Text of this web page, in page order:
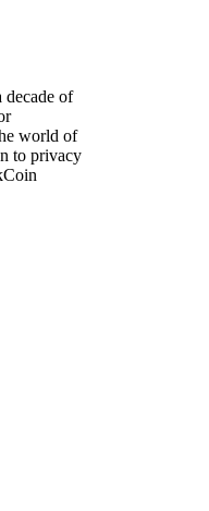
of
world of
to privacy